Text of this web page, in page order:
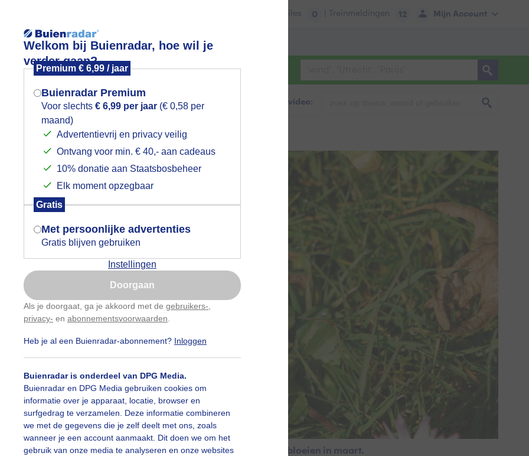
Welkom bij Buienradar, hoe wil je
verder gaan?
Premium € 6,99 / jaar
Buienradar Premium
Voor slechts € 6,99 per jaar (€ 0,58 per
maand)
Advertentievrij en privacy veilig
Ontvang voor min. € 40,- aan cadeaus
10% donatie aan Staatsbosbeheer
Elk moment opzegbaar
Gratis
Met persoonlijke advertenties
Gratis blijven gebruiken
Instellingen
Doorgaan
Als je doorgaat, ga je akkoord met de gebruikers-
privacy- en abonnementsvoorwaarden
Heb je al een Buienradar-abonnement? Inloggen
Buienradar is onderdeel van DPG Media.
Buienradar en DPG Media gebruiken cookies om
informatie over je apparaat, locatie, browser en
surfgedrag te verzamelen. Deze informatie combineren
we met de gegevens die je zelf deelt met ons, zoals
wanneer je een account aanmaakt. Dit doen we om het
gebruik van onze media te analyseren en onze websites
Mijn Account
Files 0 | Treinmeldingen 12
Lees meer.
Foto en video Weerzine
Zoeken in foto & video:
in de zon
op zonnige lentedag, ook wel meibloempjes genoemd bloeien in maart.
Mogen we je locatie gebruiken voor
het weer?
Indien je hier nog geen akkoord op hebt
gegeven, verschijnt er zo een pop-up uit
je browser waarin deze toestemming
gevraagd wordt.
Is goed, toon de popup
Nu niet, misschien later
Gebruik je Safari en wil je niet elke dag deze pop-up
Klikhierom dit aan te passen